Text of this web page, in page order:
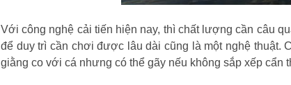
Với công nghệ cải tiến hiện nay, thì chất lượng cần câu
để duy trì cần chơi được lâu dài cũng là một nghệ thuật.
giằng co với cá nhưng có thể gãy nếu không sắp xếp cẩn